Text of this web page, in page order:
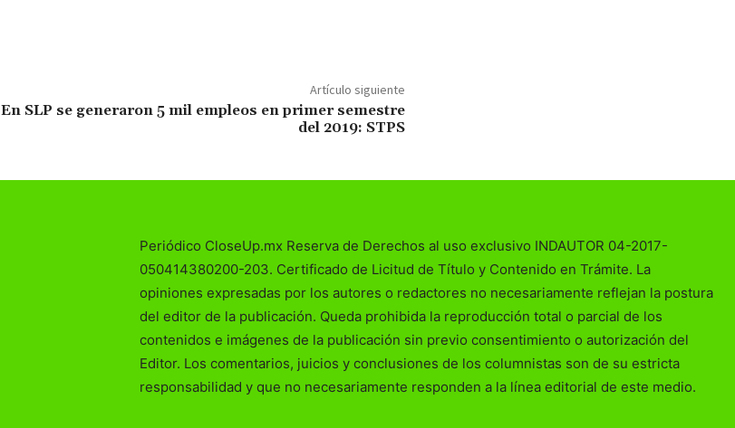
Artículo siguiente
En SLP se generaron 5 mil empleos en primer semestre
del 2019: STPS
Periódico CloseUp.mx Reserva de Derechos al uso exclusivo INDAUTOR 04-2017-
050414380200-203. Certificado de Licitud de Título y Contenido en Trámite. La
opiniones expresadas por los autores o redactores no necesariamente reflejan la postura
del editor de la publicación. Queda prohibida la reproducción total o parcial de los
contenidos e imágenes de la publicación sin previo consentimiento o autorización del
Editor. Los comentarios, juicios y conclusiones de los columnistas son de su estricta
responsabilidad y que no necesariamente responden a la línea editorial de este medio.